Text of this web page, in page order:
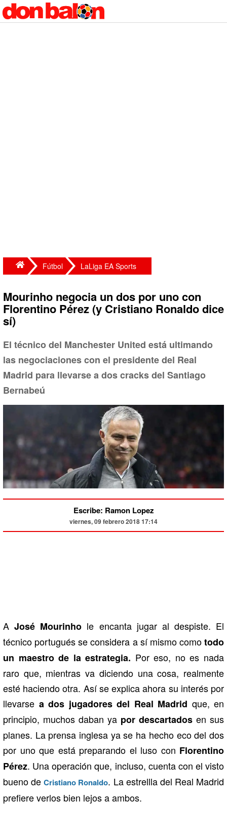
Fútbol LaLiga EA Sports
Mourinho negocia un dos por uno con
Florentino Pérez (y Cristiano Ronaldo dice
sí)
El técnico del Manchester United está ultimando
las negociaciones con el presidente del Real
Madrid para llevarse a dos cracks del Santiago
Bernabeú
Escribe: Ramon Lopez
viernes, 09 febrero 2018 17:14
AJosé Mourinho le encanta jugar al despiste. El
técnico portugués se considera a sí mismo comotodo
un maestro de la estrategia. Por eso, no es nada
raro que, mientras va diciendo una cosa, realmente
esté haciendo otra. Así se explica ahora su interés por
llevarse a dos jugadores del Real Madrid que, en
principio, muchos daban ya por descartados en sus
planes. La prensa inglesa ya se ha hecho eco del dos
por uno que está preparando el luso con Florentino
Pérez. Una operación que, incluso, cuenta con el visto
bueno de Cristiano Ronaldo. La estrellla del Real Madrid
prefiere verlos bien lejos a ambos.